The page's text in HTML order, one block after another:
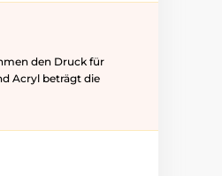
den Druck für
Acryl beträgt die